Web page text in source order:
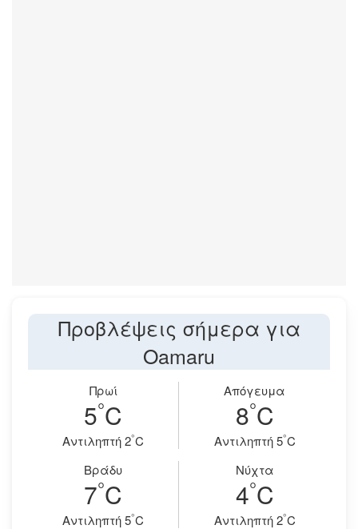
Προβλέψεις σήμερα για
Oamaru
Πρωί
5°C
Aντιληπτή 2°C
Απόγευμα
8°C
Aντιληπτή 5°C
Βράδυ
7°C
Aντιληπτή 5°C
Νύχτα
4°C
Aντιληπτή 2°C